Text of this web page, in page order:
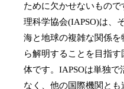
ために欠かせないもので
理科学協会(IAPSO)は、
海と地球の複雑な関係を
ら解明することを目指す
体です。IAPSOは単独で
なく、他の国際機関とも